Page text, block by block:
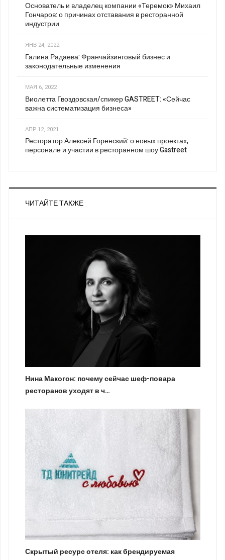
Основатель и владелец компании «Теремок» Михаил
Гончаров: о причинах отставания в ресторанной
индустрии
ЯНВ 24, 2022
Галина Радаева: Франчайзинговый бизнес и
законодательные изменения
МАЯ 6, 2022
Виолетта Гвоздовская/спикер GASTREET: «Сейчас
важна систематизация бизнеса»
АПР 12, 2021
Ресторатор Алексей Горенский: о новых проектах,
персонале и участии в ресторанном шоу Gastreet
ЧИТАЙТЕ ТАКЖЕ
Нина Макогон: почему сейчас шеф-повара
ресторанов уходят в ч…
Скрытый ресурс отеля: как брендируемая